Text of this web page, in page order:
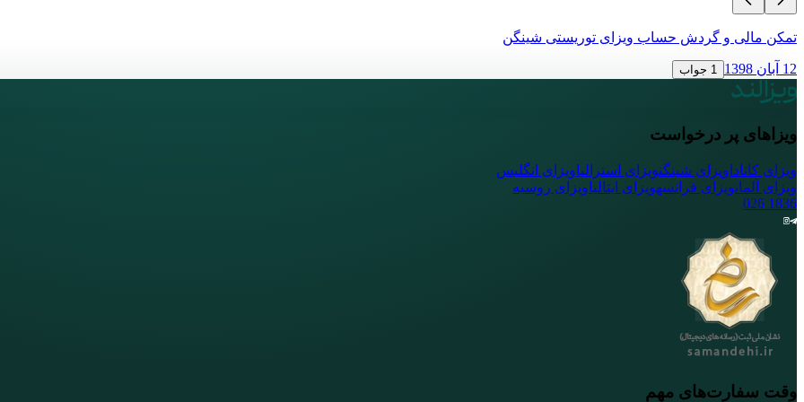
تمکن مالی و گردش حساب ویزای توریستی شینگن
12 آبان 1398 1 جواب
ویزاهای پر درخواست
ویزای کانادا ویزای شینگنویزای استرالیاویزای انگلیس
ویزای آلمانویزای فرانسهویزای ایتالیاویزای روسیه
1836
وقت سفارت‌های مهم